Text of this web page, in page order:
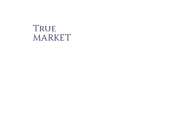
True
MARKET